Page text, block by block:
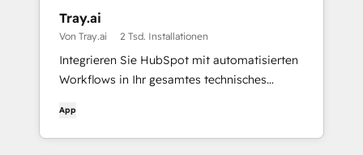
Tray.ai
Von Tray.ai 2 Tsd. Installationen
Integrieren Sie HubSpot mit automatisierten
Workflows in Ihr gesamtes technisches
App